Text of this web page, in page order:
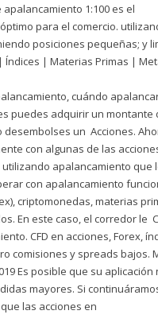
1:100 es el
para el comercio.
posiciones pequeñas; y
Índices | Materias Primas |
cuándo
puedes adquirir un montante
desembolses un Acciones.
con algunas de las
apalancamiento que
con apalancamiento
criptomonedas, materias
En este caso, el corredor le
CFD en acciones, Forex,
comisiones y spreads bajos.
Es posible que su aplicación
mayores. Si
las acciones en